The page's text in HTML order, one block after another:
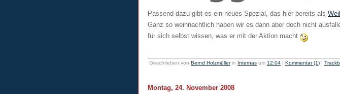
Passend dazu gibt es ein neues Spezial, das hier bereits als
Ganz so weihnachtlich haben wir es dann aber doch nicht
für sich selbst wissen, was er mit der Aktion macht
Geschrieben von Bernd Holzmüllerin Internas um 12:04 | Kommentar (1) |
Montag, 24. November 2008